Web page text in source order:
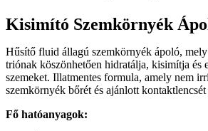
Kisimító Szemkörnyék
Hűsítő fluid állagú szemkörnyék ápoló,
triónak köszönhetően hidratálja, kisimítja és
szemeket. Illatmentes formula, amely nem
szemkörnyék bőrét és ajánlott
Fő hatóanyagok: